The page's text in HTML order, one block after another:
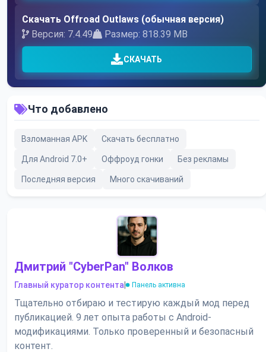
Скачать Offroad Outlaws (обычная версия)
Версия: 7.4.49
Размер: 818.39 MB
СКАЧАТЬ
Что добавлено
Взломанная APK Скачать бесплатно
Для Android 7.0+ Оффроуд гонки Без рекламы
Последняя версия Много скачиваний
Дмитрий "CyberPan" Волков
Главный куратор контента| Панель активна
Тщательно отбираю и тестирую каждый мод перед
публикацией. 9 лет опыта работы с Android-
модификациями. Только проверенный и безопасный
контент.